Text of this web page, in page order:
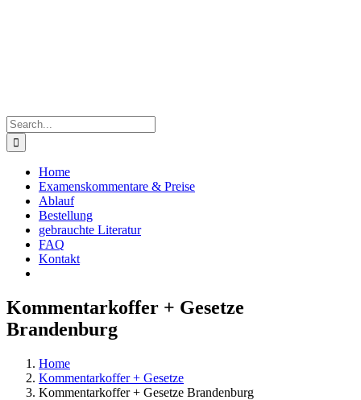
Search
for:
Home
Examenskommentare & Preise
Ablauf
Bestellung
gebrauchte Literatur
FAQ
Kontakt
Kommentarkoffer + Gesetze
Brandenburg
Home
Kommentarkoffer + Gesetze
Kommentarkoffer + Gesetze Brandenburg